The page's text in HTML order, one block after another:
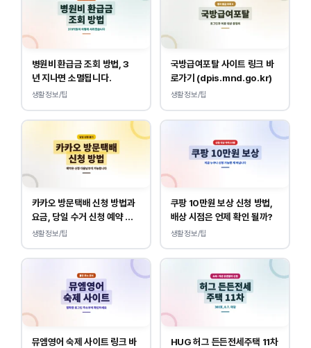
병원비 환급금 조회 방법, 3
년 지나면 소멸됩니다.
생활정보/팁
국방급여포탈 사이트 링크 바
로가기 (dpis.mnd.go.kr)
생활정보/팁
카카오 방문택배 신청 방법과
요금, 당일 수거 신청 예약 안
내
생활정보/팁
쿠팡 10만원 보상 신청 방법,
배상 시점은 언제 확인 될까?
생활정보/팁
뮤엠영어 숙제 사이트 링크 바
HUG 허그 든든전세주택 11차